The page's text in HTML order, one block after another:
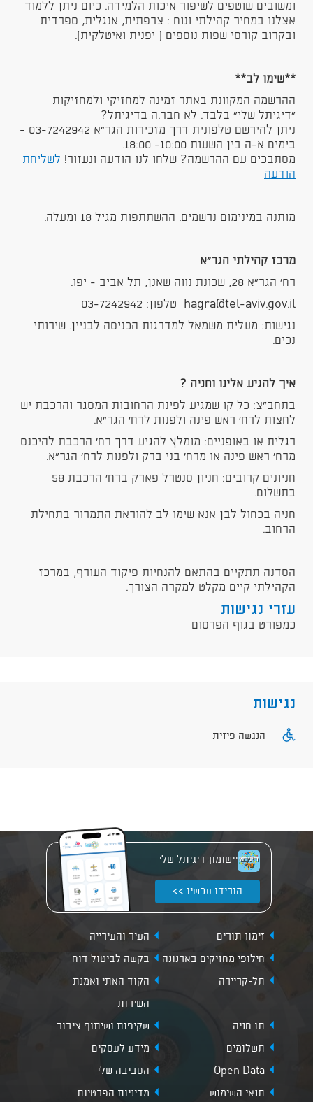
ומשובים שוטפים לשיפור איכות הלמידה. כיום ניתן ללמוד
אצלנו במחיר קהילתי ונוח : צרפתית, אנגלית, ספרדית
ובקרוב קורסי שפות נוספים ( יפנית ואיטלקית).
**שימו לב**
ההרשמה המקוונת באתר זמינה למחזיקי ולמחזיקות
"דיגיתל שלי" בלבד. לא חבר.ה בדיגיתל?
ניתן להירשם טלפונית דרך מזכירות הגר"א 03-7242942 -
בימים א-ה בין השעות 10:00- 18:00.
מסתבכים עם ההרשמה? שלחו לנו הודעה ונעזור! לשליחת
הודעה
מותנה במינימום נרשמים. ההשתתפות מגיל 18 ומעלה.
מרכז קהילתי הגר"א
רח' הגר"א 28, שכונת נווה שאנן, תל אביב - יפו.
hagra@tel-aviv.gov.il טלפון: 03-7242942
נגישות: מעלית משמאל למדרגות הכניסה לבניין. שירותי
נכים.
איך להגיע אלינו וחניה ?
בתחב"צ: כל קו שמגיע לפינת הרחובות המסגר והרכבת יש
לחצות לרח' ראש פינה ולפנות לרח' הגר"א.
רגלית או באופניים: מומלץ להגיע דרך רח' הרכבת להיכנס
מרח' ראש פינה או מרח' בני ברק ולפנות לרח' הגר"א.
חניונים קרובים: חניון סנטרל פארק ברח' הרכבת 58
בתשלום.
חניה בכחול לבן אנא שימו לב להוראת התמרור בתחילת
הרחוב.
​הסדנה תתקיים בהתאם להנחיות פיקוד העורף, במרכז
הקהילתי קיים מקלט למקרה הצורך.
עזרי נגישות
כמפורט בגוף הפרסום
נגישות
הנגשה פיזית
יישומון דיגיתל שלי
הורידו עכשיו >>
זימון תורים
העיר והעירייה
חילופי מחזיקים בארנונה
בקשה לביטול דוח
תל-קריירה
הקוד האתי ואמנת
השירות
תו חניה
שקיפות ושיתוף ציבור
תשלומים
מידע לעסקים
Open Data
הסביבה שלי
תנאי השימוש
מדיניות הפרטיות